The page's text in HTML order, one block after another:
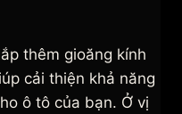
thêm gioăng kính
cải thiện khả năng
ô tô của bạn. Ở vị